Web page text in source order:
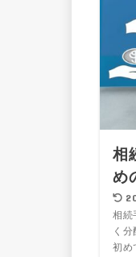
相
め
相続
く
初め